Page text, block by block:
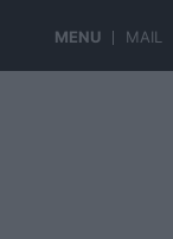
MENU MAIL